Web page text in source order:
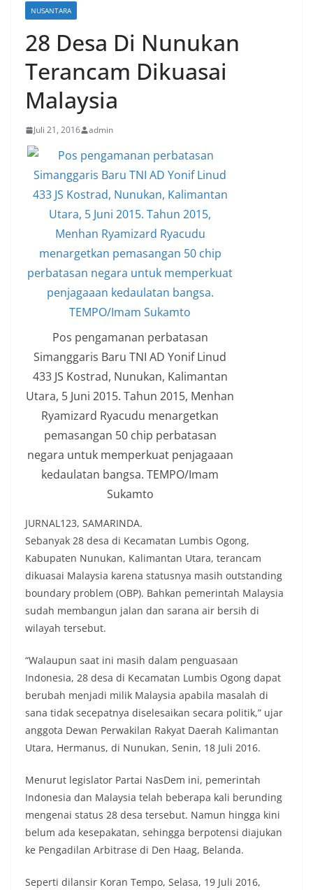
NUSANTARA
28 Desa Di Nunukan
Terancam Dikuasai
Malaysia
Juli 21, 2016 admin
Pos pengamanan perbatasan
Simanggaris Baru TNI AD Yonif Linud
433 JS Kostrad, Nunukan, Kalimantan
Utara, 5 Juni 2015. Tahun 2015, Menhan
Ryamizard Ryacudu menargetkan
pemasangan 50 chip perbatasan
negara untuk memperkuat penjagaaan
kedaulatan bangsa. TEMPO/Imam
Sukamto
JURNAL123, SAMARINDA.
Sebanyak 28 desa di Kecamatan Lumbis Ogong,
Kabupaten Nunukan, Kalimantan Utara, terancam
dikuasai Malaysia karena statusnya masih outstanding
boundary problem (OBP). Bahkan pemerintah Malaysia
sudah membangun jalan dan sarana air bersih di
wilayah tersebut.
“Walaupun saat ini masih dalam penguasaan
Indonesia, 28 desa di Kecamatan Lumbis Ogong dapat
berubah menjadi milik Malaysia apabila masalah di
sana tidak secepatnya diselesaikan secara politik,” ujar
anggota Dewan Perwakilan Rakyat Daerah Kalimantan
Utara, Hermanus, di Nunukan, Senin, 18 Juli 2016.
Menurut legislator Partai NasDem ini, pemerintah
Indonesia dan Malaysia telah beberapa kali berunding
mengenai status 28 desa tersebut. Namun hingga kini
belum ada kesepakatan, sehingga berpotensi diajukan
ke Pengadilan Arbitrase di Den Haag, Belanda.
Seperti dilansir Koran Tempo, Selasa, 19 Juli 2016,